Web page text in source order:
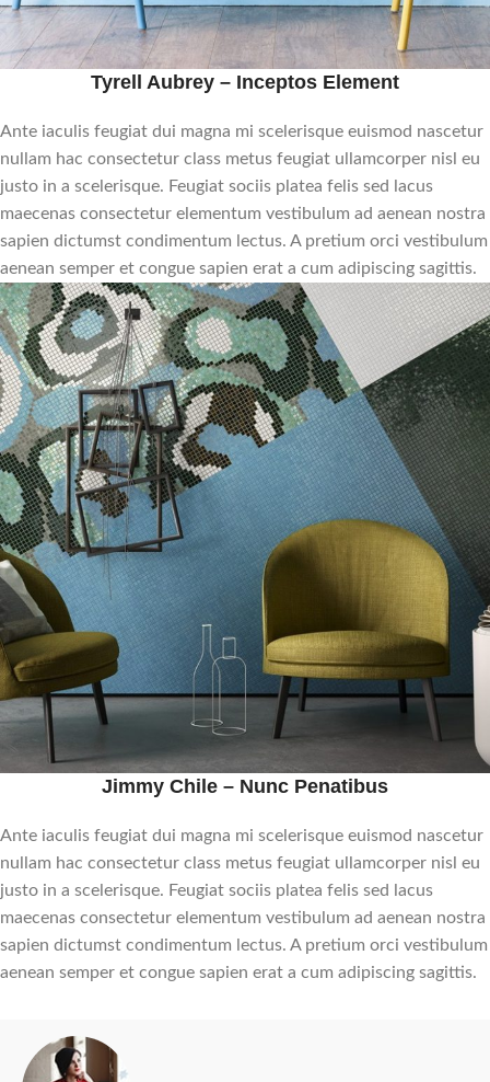
Tyrell Aubrey – Inceptos Element
Ante iaculis feugiat dui magna mi scelerisque euismod nascetur
nullam hac consectetur class metus feugiat ullamcorper nisl eu
justo in a scelerisque. Feugiat sociis platea felis sed lacus
maecenas consectetur elementum vestibulum ad aenean nostra
sapien dictumst condimentum lectus. A pretium orci vestibulum
aenean semper et congue sapien erat a cum adipiscing sagittis.
Jimmy Chile – Nunc Penatibus
Ante iaculis feugiat dui magna mi scelerisque euismod nascetur
nullam hac consectetur class metus feugiat ullamcorper nisl eu
justo in a scelerisque. Feugiat sociis platea felis sed lacus
maecenas consectetur elementum vestibulum ad aenean nostra
sapien dictumst condimentum lectus. A pretium orci vestibulum
aenean semper et congue sapien erat a cum adipiscing sagittis.